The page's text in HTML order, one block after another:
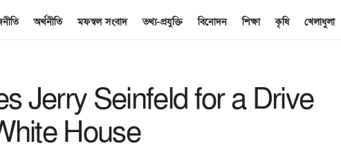
অর্থনীতি মফস্বল সংবাদ তথ্য-প্রযুক্তি বিনোদন শিক্ষা কৃষি খেলাধুলা
Jerry Seinfeld for a Drive
House